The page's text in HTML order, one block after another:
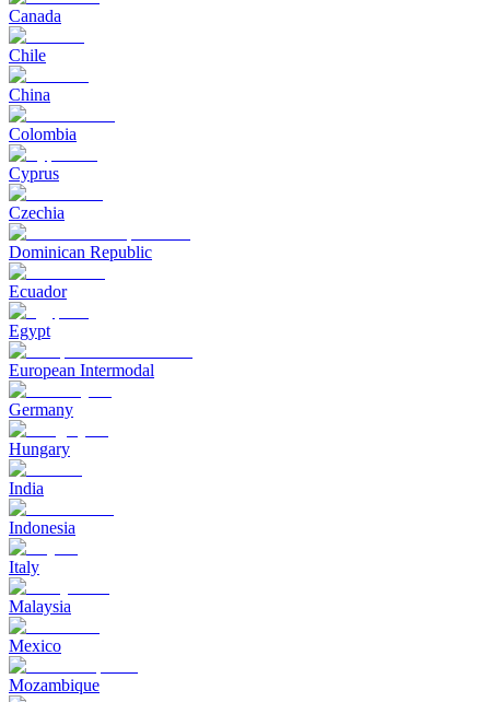
Canada
Chile
China
Colombia
Cyprus
Czechia
Dominican Republic
Ecuador
Egypt
European Intermodal
Germany
Hungary
India
Indonesia
Italy
Malaysia
Mexico
Mozambique